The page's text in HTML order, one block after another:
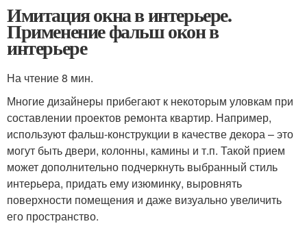
Имитация окна в интерьере.
Применение фальш окон в
интерьере
На чтение 8 мин.
Многие дизайнеры прибегают к некоторым уловкам при
составлении проектов ремонта квартир. Например,
используют фальш-конструкции в качестве декора – это
могут быть двери, колонны, камины и т.п. Такой прием
может дополнительно подчеркнуть выбранный стиль
интерьера, придать ему изюминку, выровнять
поверхности помещения и даже визуально увеличить
его пространство.